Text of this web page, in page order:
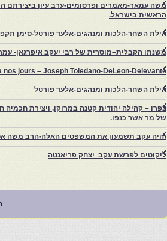
משה עמאר-מאמרים ופרסומים-ערב עיון ביצירתם
הראשית בישראל.
אילת השחר-הלכות ומנהגים-אלעד פורטל-סימן
משנתו הקבלית–מוסרית של רבי יעקב איפרגאן-
jours – Joseph Toledano-DeLeon-Delevante.
אילת השחר-הלכות ומנהגים-אלעד פורטל
של מר אשר כנפו.
והיה עקב תשמעון את המשפטים האלה-הרב משה
ליקוטים לפרשת עקב יצחק פריאנטה